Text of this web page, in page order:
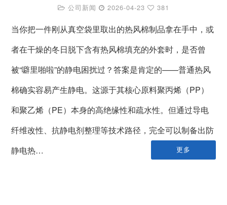
公司新闻 2026-04-23 381
当你把一件刚从真空袋里取出的热风棉制品拿在手中，或
者在干燥的冬日脱下含有热风棉填充的外套时，是否曾
被“噼里啪啦”的静电困扰过？答案是肯定的——普通热风
棉确实容易产生静电。这源于其核心原料聚丙烯（PP）
和聚乙烯（PE）本身的高绝缘性和疏水性。但通过导电
纤维改性、抗静电剂整理等技术路径，完全可以制备出防
静电热…
更多